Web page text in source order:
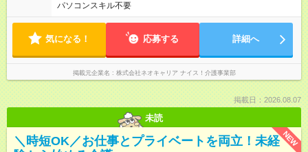
パソコンスキル不要
気になる！ 応募する 詳細へ
掲載元企業名 株式会社ネオキャリア ナイス！介護事業部
掲載日：2026.08.07
未読
NEW
＼時短OK／お仕事とプライベートを両立！未経